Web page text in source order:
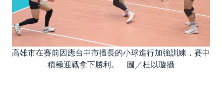
高雄市在賽前因應台中市擅長的小球進行加強訓練，賽中
積極迎戰拿下勝利。 圖／杜以璇攝